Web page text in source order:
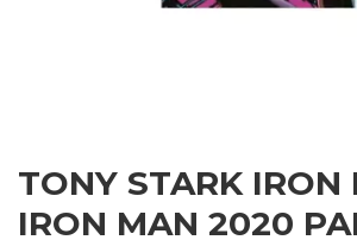
TONY STARK IRON
IRON MAN 2020